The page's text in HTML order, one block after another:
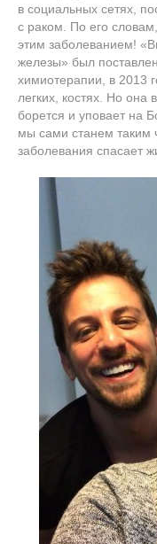
в социальных сетях,
с раком. По его
этим заболеванием!
железы» был
химиотерапии, в 2013
легких, костях. Но
борется и уповает на
мы сами станем таким
заболевания спасает